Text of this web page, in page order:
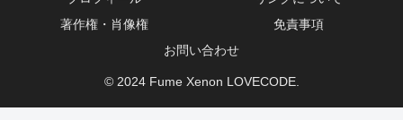
著作権・肖像権
免責事項
お問い合わせ
© 2024 Fume Xenon LOVECODE.